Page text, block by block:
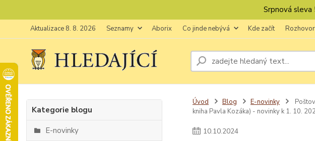
Srpnová sleva
Aktualizace 8. 8. 2026 Seznamy Aborix Co jinde nebývá Kde začít
Kategorie blogu
E-novinky
Úvod Blog E-novinky
kniha Pavla Kozáka) - novinky k 1. 10.
10.10.2024